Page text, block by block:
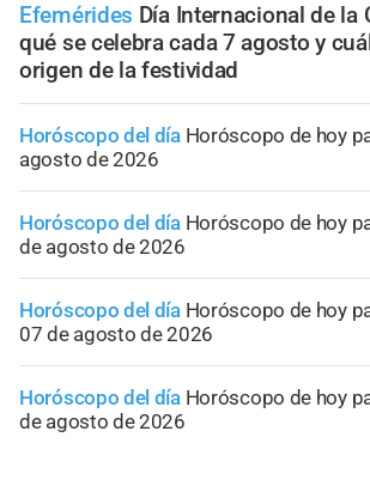
Efemérides Día Internacional de la
qué se celebra cada 7 agosto y
origen de la festividad
Horóscopo del día Horóscopo de hoy
agosto de 2026
Horóscopo del día Horóscopo de hoy
de agosto de 2026
Horóscopo del día Horóscopo de hoy
07 de agosto de 2026
Horóscopo del día Horóscopo de hoy
de agosto de 2026